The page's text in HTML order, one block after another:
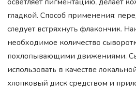
гладкой. Способ применения:
следует встряхнуть флакончик.
необходимое количество
похлопывающими движениями.
использовать в качестве
хлопковый диск средством и